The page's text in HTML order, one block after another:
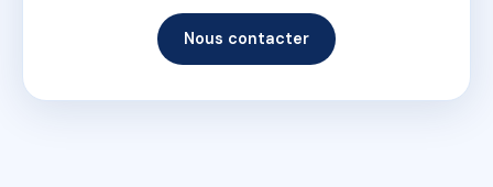
Nous contacter